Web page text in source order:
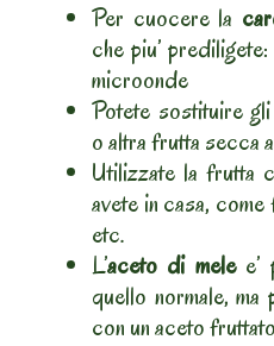
Per cuocere la
che piu’
microonde
Potete sostituire gli
o altra frutta secca
Utilizzate la frutta
avete in casa,
etc.
L’aceto di melee’
quello normale,
con un aceto